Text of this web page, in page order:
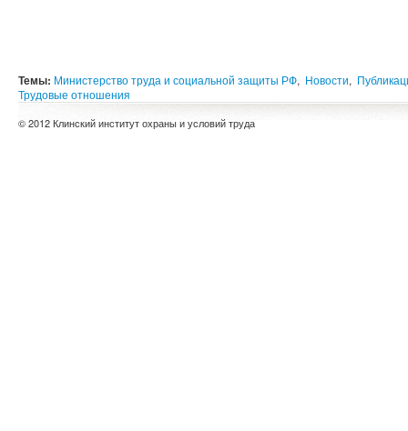
Темы: Министерство труда и социальной защиты РФ, Новости,
Трудовые отношения
© 2012 Клинский институт охраны и условий труда